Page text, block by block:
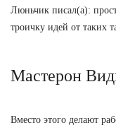
Люньчик писал(а):
троичку идей от таких
Мастерон
Вместо этого делают